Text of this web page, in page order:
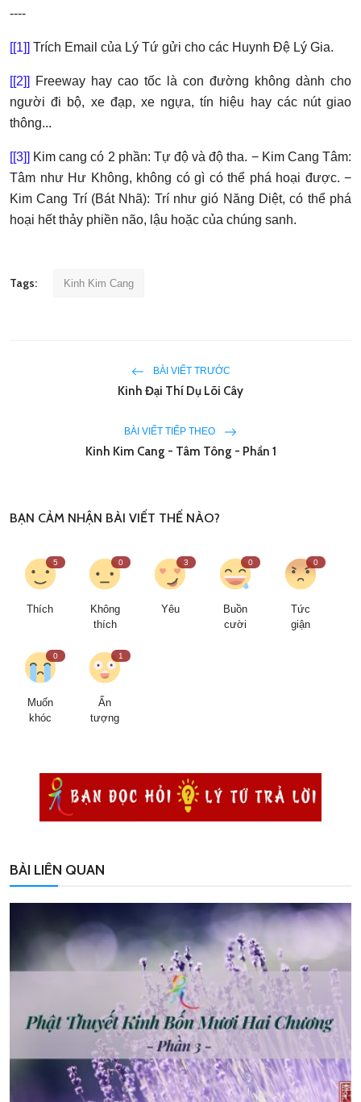
----
[[1]] Trích Email của Lý Tứ gửi cho các Huynh Đệ Lý Gia.
[[2]]
Freeway hay cao tốc là con đường không dành cho
người đi bộ, xe đạp, xe ngựa, tín hiệu hay các nút giao
thông...
[[3]] Kim cang có 2 phần: Tự độ và độ tha. − Kim Cang Tâm:
Tâm như Hư Không, không có gì có thể phá hoại được. −
Kim Cang Trí (Bát Nhã): Trí như gió Năng Diệt, có thể phá
hoại hết thảy phiền não, lậu hoặc của chúng sanh.
Tags: Kinh Kim Cang
BÀI VIẾT TRƯỚC
Kinh Đại Thí Dụ Lõi Cây
BÀI VIẾT TIẾP THEO
Kinh Kim Cang - Tâm Tông - Phần 1
BẠN CẢM NHẬN BÀI VIẾT THẾ NÀO?
5
Thích
0
Không
thích
3
Yêu
0
Buồn
cười
0
Tức
giận
0
Muốn
khóc
1
Ấn
tượng
BÀI LIÊN QUAN